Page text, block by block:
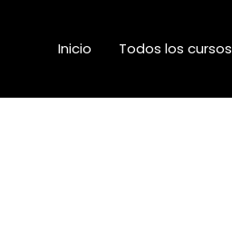
Inicio Todos los cursos